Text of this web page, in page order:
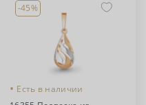
-45%
• Есть в наличии